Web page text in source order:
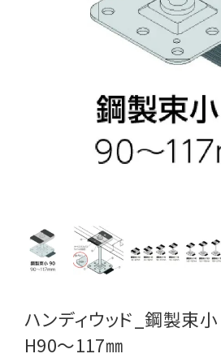
ハンディウッド_鋼製束
H90～117㎜